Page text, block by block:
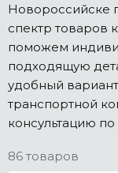
Новороссийске
спектр товаров
поможем
подходящую
удобный
транспортной
консультацию по
86 товаров